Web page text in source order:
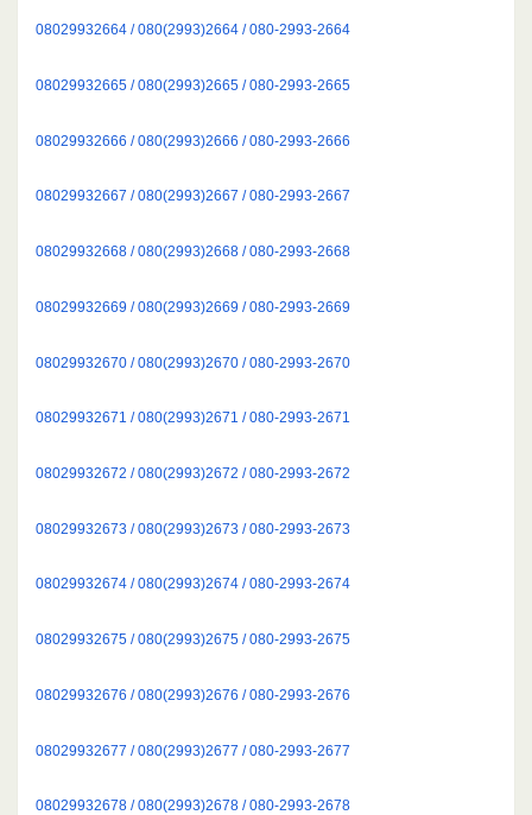
08029932664 / 080(2993)2664 / 080-2993-2664
08029932665 / 080(2993)2665 / 080-2993-2665
08029932666 / 080(2993)2666 / 080-2993-2666
08029932667 / 080(2993)2667 / 080-2993-2667
08029932668 / 080(2993)2668 / 080-2993-2668
08029932669 / 080(2993)2669 / 080-2993-2669
08029932670 / 080(2993)2670 / 080-2993-2670
08029932671 / 080(2993)2671 / 080-2993-2671
08029932672 / 080(2993)2672 / 080-2993-2672
08029932673 / 080(2993)2673 / 080-2993-2673
08029932674 / 080(2993)2674 / 080-2993-2674
08029932675 / 080(2993)2675 / 080-2993-2675
08029932676 / 080(2993)2676 / 080-2993-2676
08029932677 / 080(2993)2677 / 080-2993-2677
08029932678 / 080(2993)2678 / 080-2993-2678